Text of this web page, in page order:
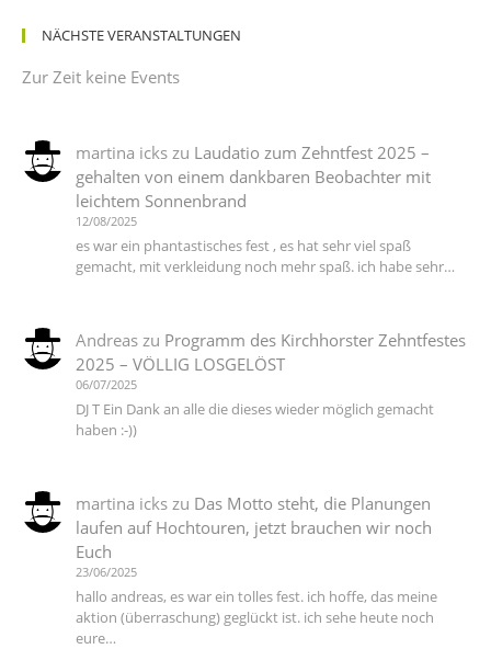
NÄCHSTE VERANSTALTUNGEN
Zur Zeit keine Events
martina ickszu Laudatio zum Zehntfest 2025 –
gehalten von einem dankbaren Beobachter mit
leichtem Sonnenbrand
12/08/2025
es war ein phantastisches fest , es hat sehr viel spaß
gemacht, mit verkleidung noch mehr spaß. ich habe sehr…
Andreaszu Programm des Kirchhorster Zehntfestes
2025 – VÖLLIG LOSGELÖST
06/07/2025
DJ T Ein Dank an alle die dieses wieder möglich gemacht
haben :-))
martina ickszu Das Motto steht, die Planungen
laufen auf Hochtouren, jetzt brauchen wir noch
Euch
23/06/2025
hallo andreas, es war ein tolles fest. ich hoffe, das meine
aktion (überraschung) geglückt ist. ich sehe heute noch
eure…